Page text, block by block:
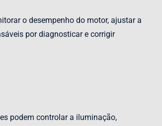
o desempenho do motor, ajustar a
por diagnosticar e corrigir
podem controlar a iluminação,